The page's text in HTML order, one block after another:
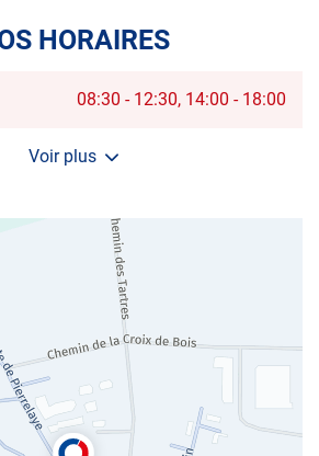
HORAIRES
08:30 - 12:30 14:00 - 18:00
Voir plus
et
d'ouverture